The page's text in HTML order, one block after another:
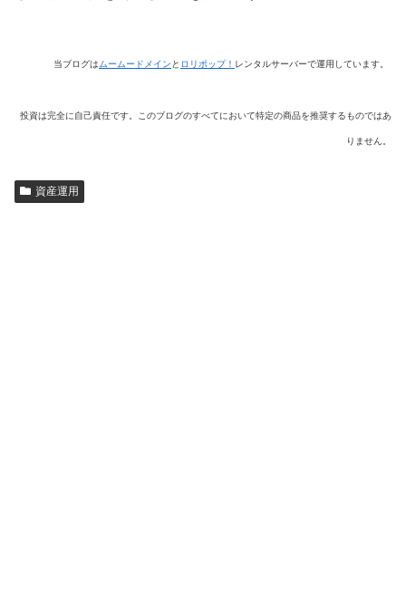
当ブログは ムームードメイン と ロリポップ！ レンタルサーバーで運用しています。
投資は完全に自己責任です。このブログのすべてにおいて特定の商品を推奨するものではあ
りません。
資産運用